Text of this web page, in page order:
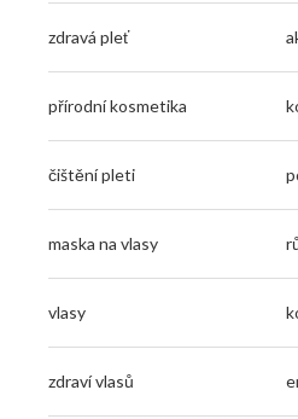
zdravá pleť
přírodní kosmetika
čištění pleti
maska na vlasy
vlasy
zdraví vlasů